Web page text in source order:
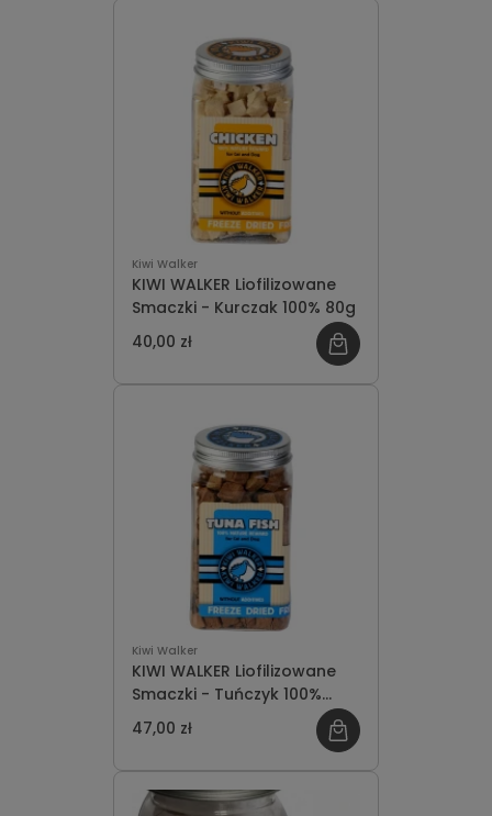
Kiwi Walker
KIWI WALKER Liofilizowane
Smaczki - Kurczak 100% 80g
40,00 zł
Kiwi Walker
KIWI WALKER Liofilizowane
Smaczki - Tuńczyk 100%
105g
47,00 zł